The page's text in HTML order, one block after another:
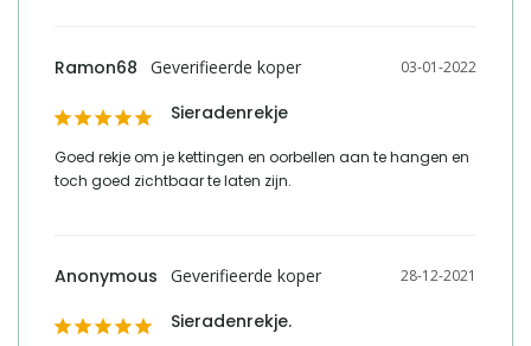
03-01-2022
Ramon68
Sieradenrekje
Goed rekje om je kettingen en oorbellen aan te hangen en
toch goed zichtbaar te laten zijn.
28-12-2021
Anonymous
Sieradenrekje.